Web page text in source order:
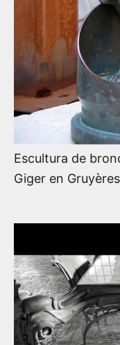
Escultura de
Giger en